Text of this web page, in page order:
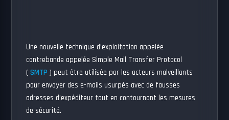
Une nouvelle technique d’exploitation appelée
contrebande appelée Simple Mail Transfer Protocol
(SMTP ) peut être utilisée par les acteurs malveillants
pour envoyer des e-mails usurpés avec de fausses
adresses d’expéditeur tout en contournant les mesures
de sécurité.